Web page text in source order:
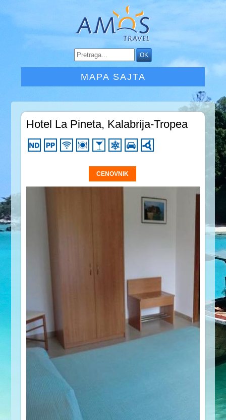
MAPA SAJTA
Hotel La Pineta, Kalabrija-Tropea
CENOVNIK